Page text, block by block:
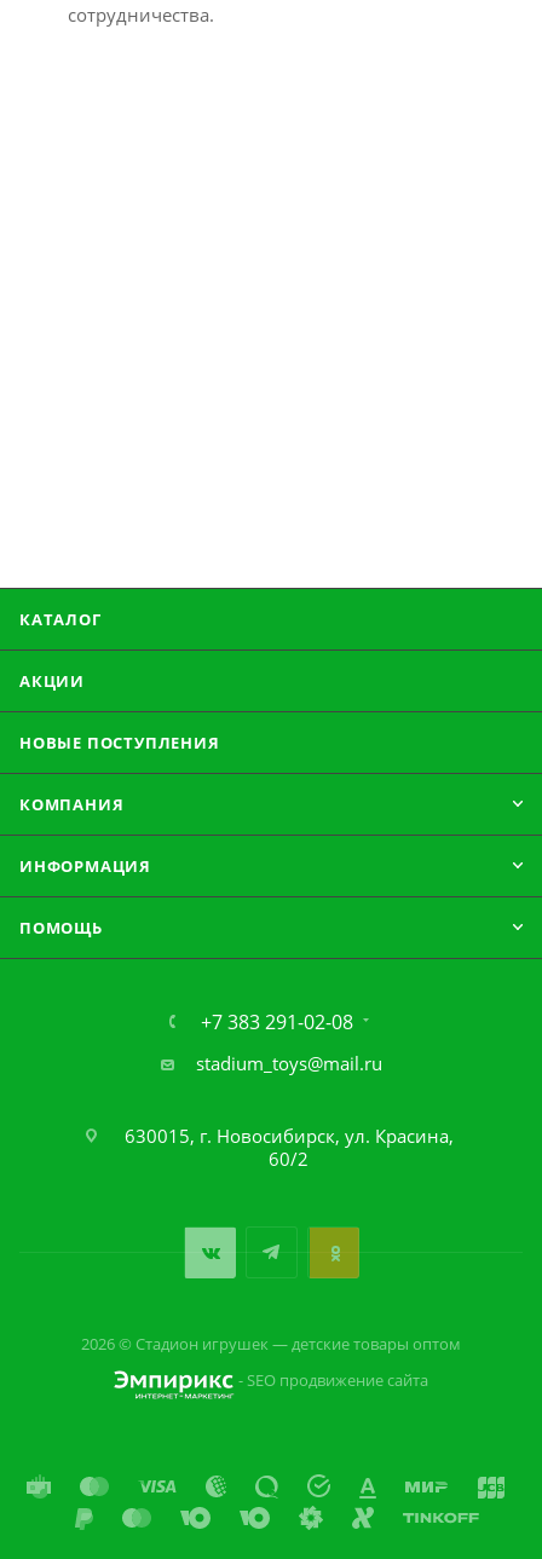
сотрудничества.
КАТАЛОГ
АКЦИИ
НОВЫЕ ПОСТУПЛЕНИЯ
КОМПАНИЯ
ИНФОРМАЦИЯ
ПОМОЩЬ
+7 383 291-02-08
stadium_toys@mail.ru
630015, г. Новосибирск, ул. Красина,
60/2
2026 © Стадион игрушек — детские товары оптом
- SEO продвижение сайта